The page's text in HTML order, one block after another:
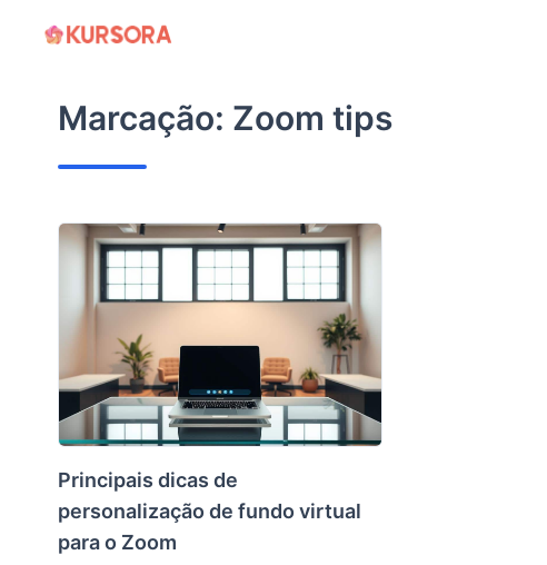
conteúdoMarcação: Zoom tips
Principais dicas de
personalização de fundo virtual
para o Zoom